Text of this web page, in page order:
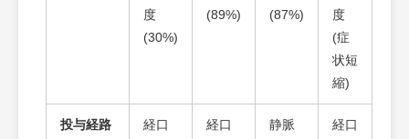
度
(30%)
(89%)
(87%)
度
(症
状短
縮)
投与経路
経口
経口
静脈
経口